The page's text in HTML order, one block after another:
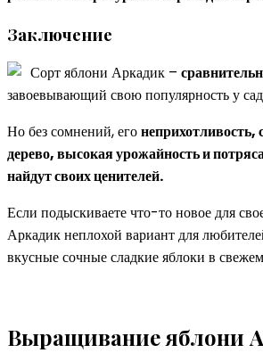
Заключение
Сорт яблони Аркадик –
завоевывающий свою популярность у
Но без сомнений, его
дерево, высокая урожайность и
найдут своих ценителей.
Если подыскиваете что-то новое для
Аркадик неплохой вариант для
вкусные сочные сладкие яблоки в
Выращивание яблони